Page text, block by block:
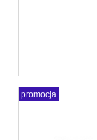
promocja